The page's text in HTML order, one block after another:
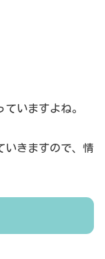
いますよね。
いきますので、情